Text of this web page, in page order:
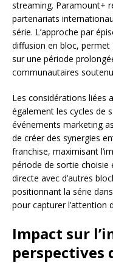
streaming. Paramount+
partenariats
série. L’approche par
diffusion en bloc, permet
sur une période
communautaires
Les considérations liées
également les cycles de
événements marketing
de créer des synergies
franchise, maximisant
période de sortie choisie
directe avec d’autres
positionnant la série
pour capturer l’attention
Impact sur
perspectives